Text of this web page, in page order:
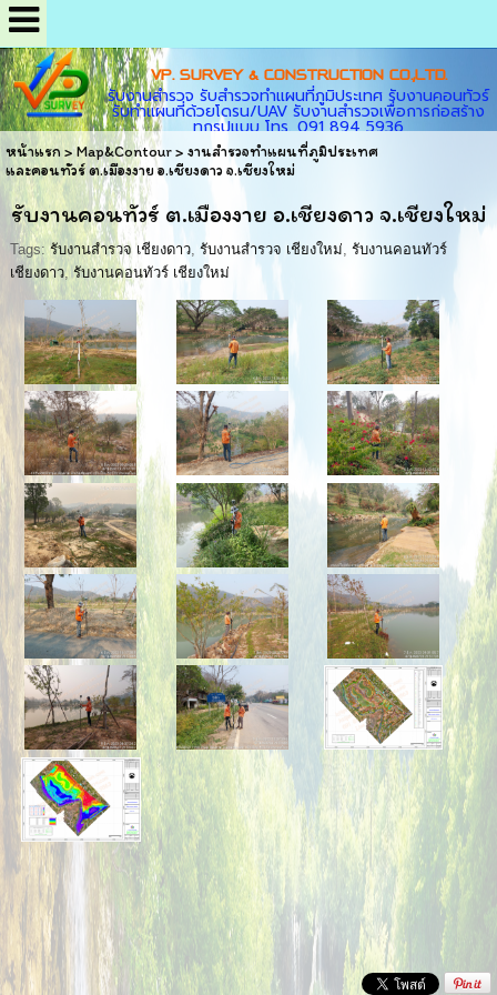
VP. SURVEY & CONSTRUCTION CO.,LTD.
รับงานสำรวจ รับสำรวจทำแผนที่ภูมิประเทศ รับงานคอนทัวร์
รับทำแผนที่ด้วยโดรน/UAV รับงานสำรวจเพื่อการก่อสร้าง
ทุกรูปแบบ โทร. 091 894 5936
หน้าแรก>Map&Contour> งานสำรวจทำแผนที่ภูมิประเทศ
และคอนทัวร์ ต.เมืองงาย อ.เชียงดาว จ.เชียงใหม่
รับงานคอนทัวร์ ต.เมืองงาย อ.เชียงดาว จ.เชียงใหม่
Tags:รับงานสำรวจ เชียงดาว, รับงานสำรวจ เชียงใหม่, รับงานคอนทัวร์
เชียงดาว, รับงานคอนทัวร์ เชียงใหม่